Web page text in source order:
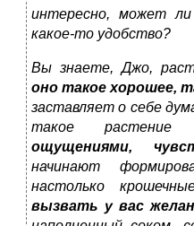
интересно, может
какое-то удобство?
Вы знаете, Джо,
оно такое хорошее,
заставляет о себе
такое растение
ощущениями,
начинают
настолько
вызвать у вас